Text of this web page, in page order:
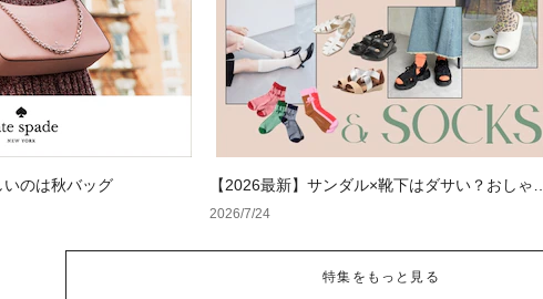
のは秋バッグ
【2026最新】サンダル×靴下はダサい？おしゃれ
に見せる正解コーデと選び方【レディース・メン
2026/7/24
特集をもっと見る